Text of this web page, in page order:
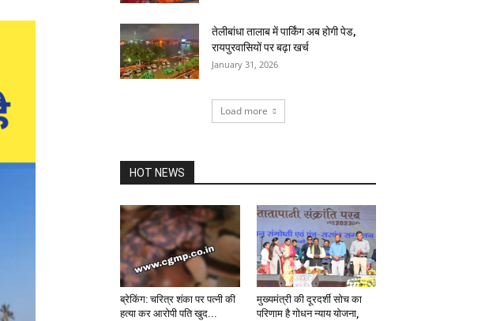
तेलीबांधा तालाब में पार्किंग अब होगी पेड,
रायपुरवासियों पर बढ़ा खर्च
January 31, 2026
Load more
HOT NEWS
ब्रेकिंग: चरित्र शंका पर पत्नी की
हत्या कर आरोपी पति खुद...
मुख्यमंत्री की दूरदर्शी सोच का
परिणाम है गोधन न्याय योजना,